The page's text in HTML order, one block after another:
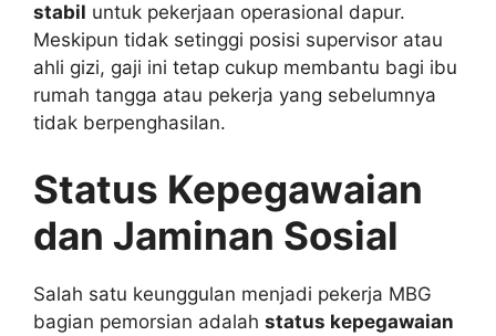
stabil untuk pekerjaan operasional dapur.
Meskipun tidak setinggi posisi supervisor atau
ahli gizi, gaji ini tetap cukup membantu bagi ibu
rumah tangga atau pekerja yang sebelumnya
tidak berpenghasilan.
Status Kepegawaian
dan Jaminan Sosial
Salah satu keunggulan menjadi pekerja MBG
bagian pemorsian adalah status kepegawaian